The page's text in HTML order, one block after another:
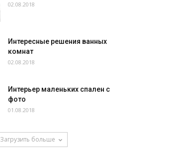
02.08.2018
Интересные решения ванных
комнат
02.08.2018
Интерьер маленьких спален с
фото
01.08.2018
Загрузить больше